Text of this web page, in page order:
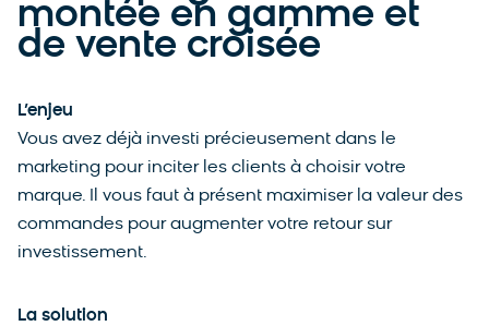
montée en gamme et
de vente croisée
L’enjeu
Vous avez déjà investi précieusement dans le
marketing pour inciter les clients à choisir votre
marque. Il vous faut à présent maximiser la valeur des
commandes pour augmenter votre retour sur
investissement.
La solution